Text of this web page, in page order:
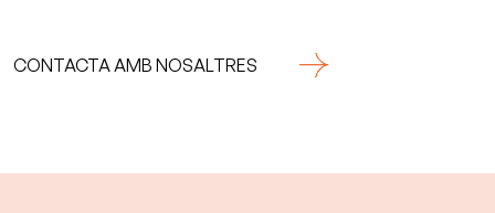
CONTACTA AMB NOSALTRES